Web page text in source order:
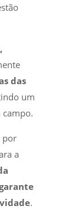
das
um
campo.
por
a
.